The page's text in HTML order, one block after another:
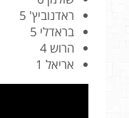
ראדנוביץ' 5
בראדלי 5
הרוש 4
אריאל 1